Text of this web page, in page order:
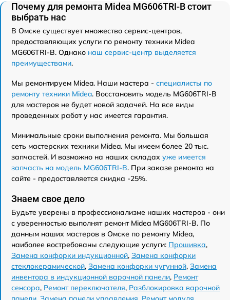
Почему для ремонта Midea MG606TRI-B стоит
выбрать нас
В Омске существует множество сервис-центров,
предоставляющих услуги по ремонту техники Midea
MG606TRI-B. Однако наш сервис-центр выделяется
преимуществами.
Мы ремонтируем Midea. Наши мастера - специалисты по
ремонту техники Midea. Восстановить модель MG606TRI-B
для мастеров не будет новой задачей. На все виды
проведенных работ у нас имеется гарантия.
Минимальные сроки выполнения ремонта. Мы большая
сеть мастерских техники Midea. Мы имеем более 20 тыс.
запчастей. И возможно на наших складах уже имеется
запчасть на модель MG606TRI-B. При заказе ремонта на
сайте - предоставляется скидка -25%.
Знаем свое дело
Будьте уверены в профессионализме наших мастеров - они
с уверенностью выполнят ремонт Midea MG606TRI-B. По
данным наших мастеров в Омске по ремонту Midea,
наиболее востребованы следующие услуги: Прошивка,
Замена конфорки индукционной, Замена конфорки
стеклокерамической, Замена конфорки чугунной, Замена
инвентора в индукционной варочной панели, Ремонт
сенсора, Ремонт переключателя, Разблокировка варочной